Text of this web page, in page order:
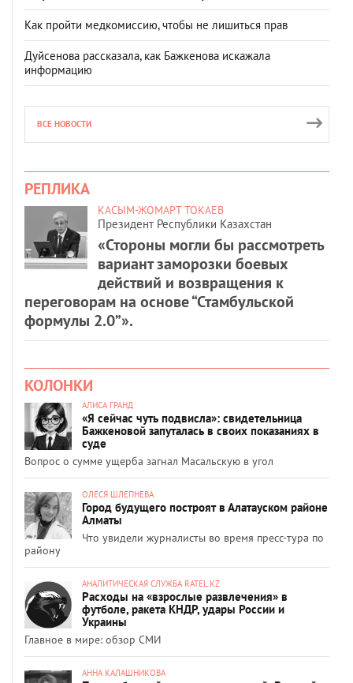
Как пройти медкомиссию, чтобы не лишиться прав
Дуйсенова рассказала, как Бажкенова искажала
информацию
ВСЕ НОВОСТИ
РЕПЛИКА
КАСЫМ-ЖОМАРТ ТОКАЕВ
Президент Республики Казахстан
«Стороны могли бы рассмотреть
вариант заморозки боевых
действий и возвращения к
переговорам на основе “Стамбульской
формулы 2.0”».
КОЛОНКИ
АЛИСА ГРАНД
«Я сейчас чуть подвисла»: свидетельница
Бажкеновой запуталась в своих показаниях в
суде
Вопрос о сумме ущерба загнал Масальскую в угол
ОЛЕСЯ ШЛЕПНЕВА
Город будущего построят в Алатауском районе
Алматы
Что увидели журналисты во время пресс-тура по
району
АНАЛИТИЧЕСКАЯ СЛУЖБА RATEL.KZ
Расходы на «взрослые развлечения» в
футболе, ракета КНДР, удары России и
Украины
Главное в мире: обзор СМИ
АННА КАЛАШНИКОВА